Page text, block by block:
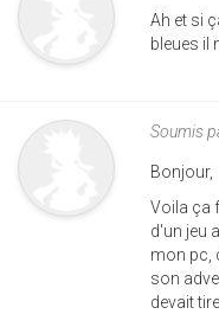
Ah et si
bleues il
Soumis
Bonjour,
Voila ça
d'un jeu
mon pc,
son
devait